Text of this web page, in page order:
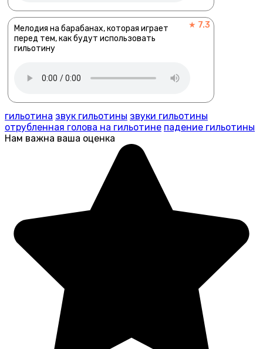
Мелодия на барабанах, которая играет
перед тем, как будут использовать
гильотину
★ 7.3
гильотина звук гильотины звуки гильотины
отрубленная голова на гильотине падение гильотины
Нам важна ваша оценка